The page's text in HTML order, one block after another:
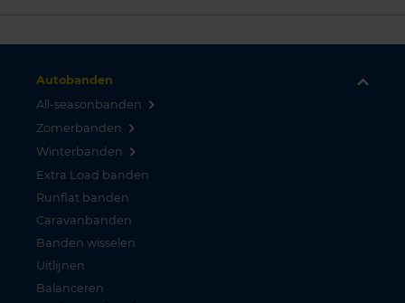
Autobanden
All-seasonbanden
Zomerbanden
Winterbanden
Extra Load banden
Runflat banden
Caravanbanden
Banden wisselen
Uitlijnen
Balanceren